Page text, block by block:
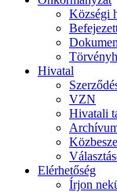
Községi
Hivatal
VZN
Hivatali
Elérhetőség
Írjon